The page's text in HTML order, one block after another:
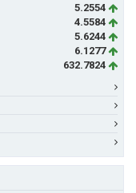
5.2554
4.5584
5.6244
6.1277
632.7824